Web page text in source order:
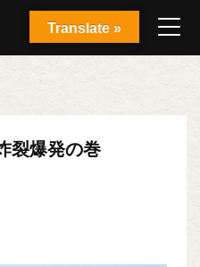
裂爆発の巻
Translate »